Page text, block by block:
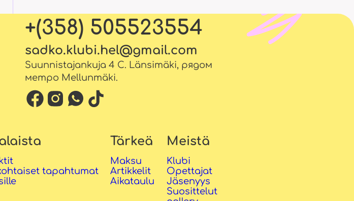
+(358) 505523554
sadko.klubi.hel@gmail.com
Suunnistajankuja 4 C. Länsimäki, рядом
метро Mellunmäki.
tapahtumat
Tärkeä
Maksu
Artikkelit
Aikataulu
Meistä
Klubi
Opettajat
Jäsenyys
Suosittelut